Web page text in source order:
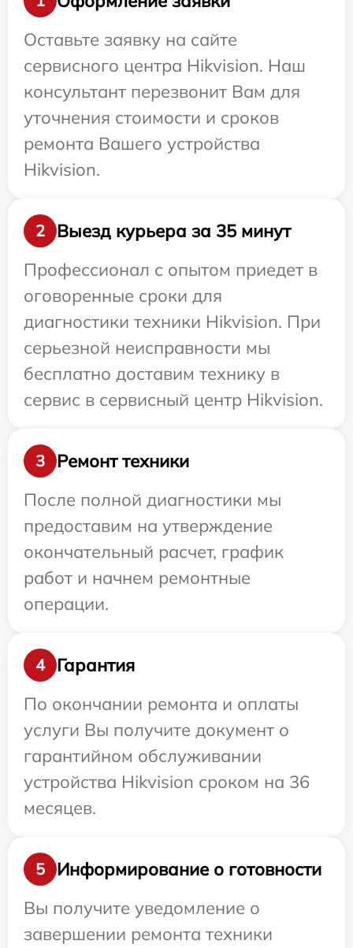
Оставьте заявку на сайте
сервисного центра Hikvision. Наш
консультант перезвонит Вам для
уточнения стоимости и сроков
ремонта Вашего устройства
Hikvision.
2
Выезд курьера за 35 минут
Профессионал с опытом приедет в
оговоренные сроки для
диагностики техники Hikvision. При
серьезной неисправности мы
бесплатно доставим технику в
сервис в сервисный центр Hikvision.
3
Ремонт техники
После полной диагностики мы
предоставим на утверждение
окончательный расчет, график
работ и начнем ремонтные
операции.
4
Гарантия
По окончании ремонта и оплаты
услуги Вы получите документ о
гарантийном обслуживании
устройства Hikvision сроком на 36
месяцев.
5
Информирование о готовности
Вы получите уведомление о
завершении ремонта техники